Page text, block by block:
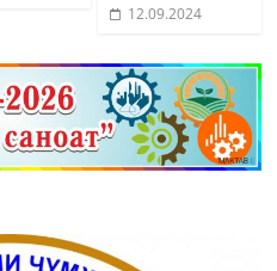
12.09.2024